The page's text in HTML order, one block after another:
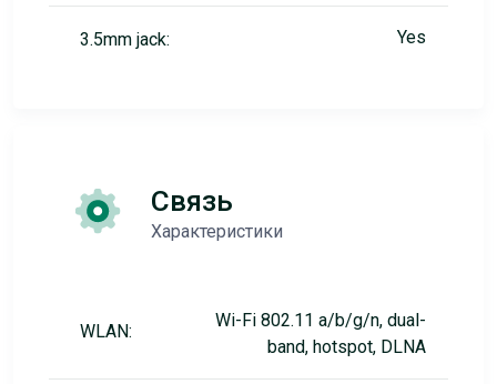
3.5mm jack: Yes
Связь
Характеристики
WLAN:
Wi-Fi 802.11 a/b/g/n, dual-
band, hotspot, DLNA